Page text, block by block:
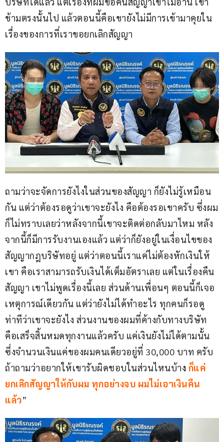
ข้ามตรงนั้นไป แล้วตอนนี้คือเขายังไม่มีการเข้ามาคุยใน
เรื่องของการที่เราขอยกเลิกสัญญา
ถามว่าจะจัดการยังไงในส่วนของสัญญา ก็ยังไม่รู้เหมือน
กัน แต่ว่าต้องรอดูว่าเขาจะยังไง คือต้องรอเขาครับ ซึ่งผม
ก็ไม่ทราบเลยว่าหลังจากนี้เขาจะติดต่อกลับมาไหม หลัง
จากนี้ก็มีการรับงานเองแล้ว แต่ว่าก็ยังอยู่ในเงื่อนไขของ
สัญญากฎบริษัทอยู่ แต่ว่าตอนนี้เราแค่ไม่ต้องหักเงินให้
เขา คือเราสามารถรับเงินได้เต็มอัตราเลย แต่ในเรื่องคืน
สัญญา เขาไม่พูดเรื่องนี้เลย ส่วนด้านเพื่อนๆ ตอนนี้ก็เจอ
เหตุการณ์เดียวกัน แต่ว่ายังไม่ได้ทำอะไร ทุกคนก็รอดู
ท่าทีว่าเขาจะยังไง ส่วนงานของผมที่ค้างกับทางบริษัท
คือเสร็จสิ้นหมดทุกงานแล้วครับ แค่เงินยังไม่ได้ตามนั้น
ซึ่งจำนวนเงินแค่ของผมคนเดียวอยู่ที่ 30,000 บาท ครับ
ถ้าถามว่าอยากให้เขารับผิดชอบในส่วนไหนบ้าง ก็แค่
ยกเลิกสัญญาให้กับผม ทุกอย่างจบ ผมไม่เอาเงินคืน
แล้ว”